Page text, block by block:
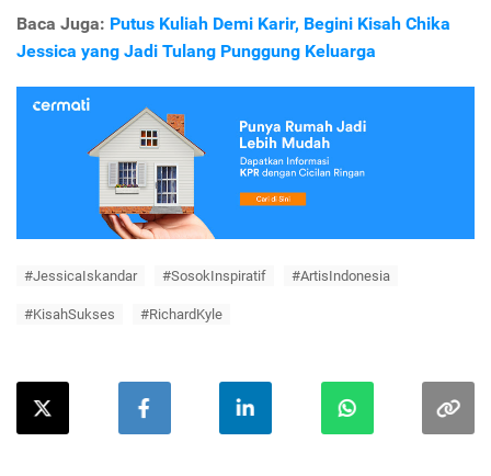
Baca Juga: Putus Kuliah Demi Karir, Begini Kisah Chika
Jessica yang Jadi Tulang Punggung Keluarga
#JessicaIskandar #SosokInspiratif #ArtisIndonesia
#KisahSukses #RichardKyle